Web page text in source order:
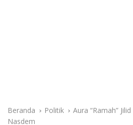
Beranda Politik
Aura “Ramah”
Nasdem